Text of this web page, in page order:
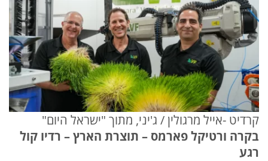
קרדיט -אייל מרגולין / ג'יני, מתוך "ישראל היום"
בקרה ורטיקל פארמס – תוצרת הארץ – רדיו קול
רגע